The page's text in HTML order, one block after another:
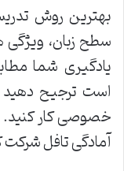
بهترین روش
سطح زبان،
یادگیری شما
است ترجیح
خصوصی کار کنید.
آمادگی تافل